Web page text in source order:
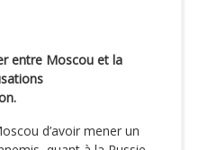
entre Moscou et la
d’avoir mener un